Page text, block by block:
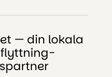
— din lokala